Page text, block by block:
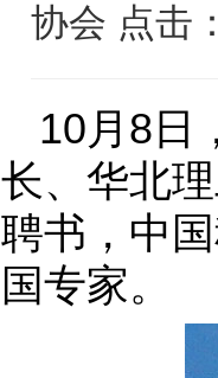
协会 点击
10月8日
长、华北
聘书，中
国专家。